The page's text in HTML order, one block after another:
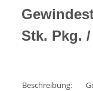
Stk. Pkg. /
Beschreibung: